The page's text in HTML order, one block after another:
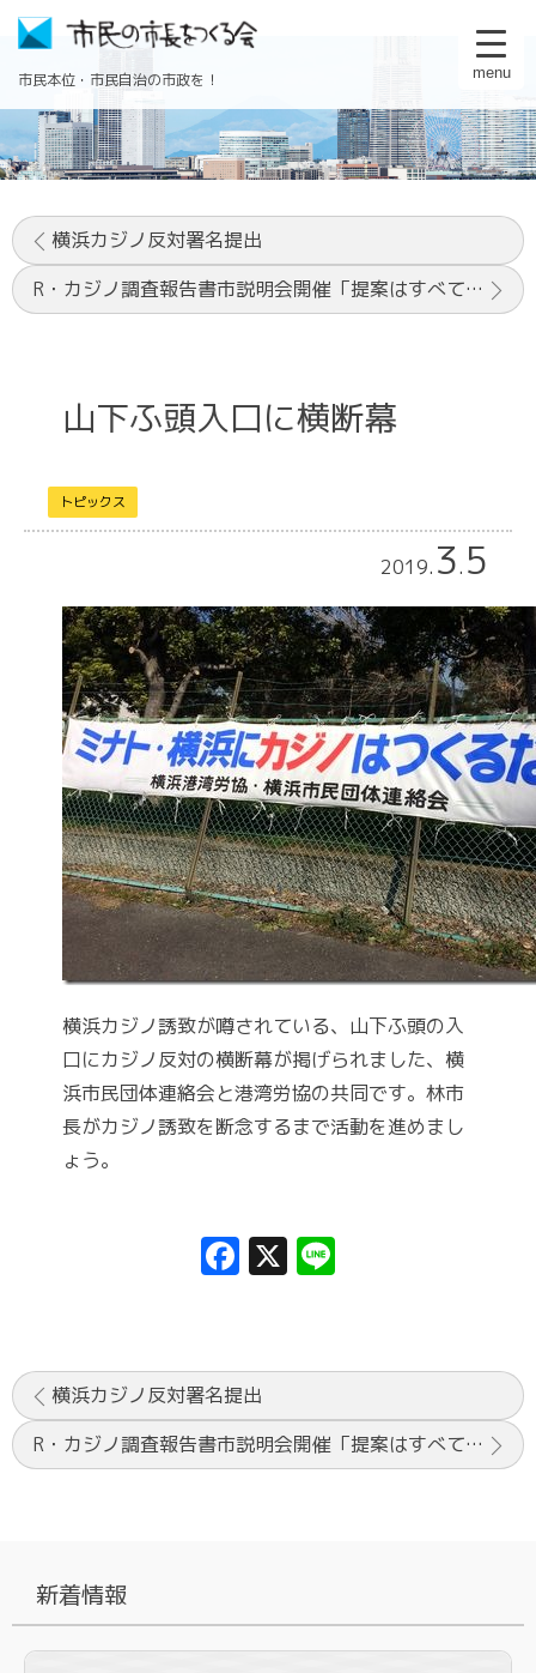
menu
市民本位・市民自治の市政を！
横浜カジノ反対署名提出
R・カジノ調査報告書市説明会開催「提案はすべて「山下ふ頭」を想定、カジノ反対の市民意見を反映させよう」
山下ふ頭入口に横断幕
トピックス
2019. 3. 5
横浜カジノ誘致が噂されている、山下ふ頭の入
口にカジノ反対の横断幕が掲げられました、横
浜市民団体連絡会と港湾労協の共同です。林市
長がカジノ誘致を断念するまで活動を進めまし
ょう。
Facebook
X
横浜カジノ反対署名提出
R・カジノ調査報告書市説明会開催「提案はすべて「山下ふ頭」を想定、カジノ反対の市民意見を反映させよう」
新着情報